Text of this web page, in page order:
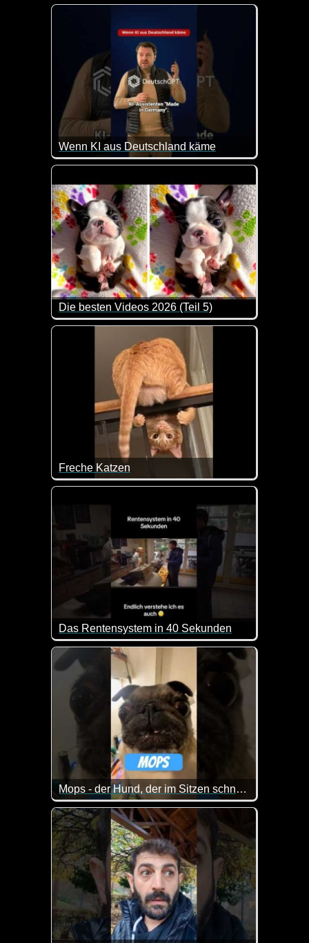
Na dann ist doch eine tolle Lösung gefunden :-)
Wenn KI aus Deutschland käme
So in etwa könnte man sich DeutschGPT
Die besten Videos 2026 (Teil 5)
Eine tolle Zusammenstellung von lustigen
Freche Katzen
Eine tolle Zusammenstellung lustiger
Das Rentensystem in 40 Sekunden
Kurz, aber genau so sieht es doch aus :-) Endlich
Mops - der Hund, der im Sitzen schnarcht
Der Mops ist der Superstar unter den Kleinhunden
Mit einem Gesicht wie ein zerknautschtes Kissen